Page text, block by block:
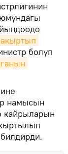
болуп
намысын
кайрыларын